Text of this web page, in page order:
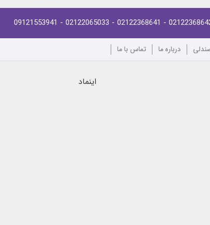
- 02122368641
- 02122065033
- 09121553941
درباره ما تماس با ما
اینماد